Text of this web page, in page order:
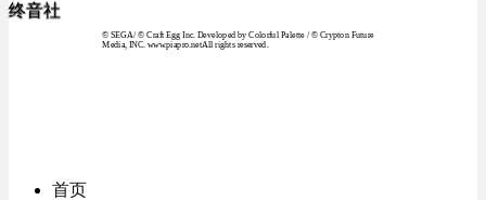
终音社
© SEGA / © Craft Egg Inc. Developed by Colorful Palette / © Crypton Future
Media, INC. www.piapro.netAll rights reserved.
首页